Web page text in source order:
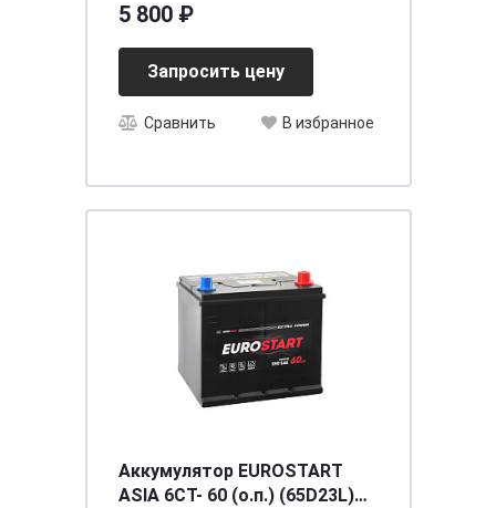
5 800 ₽
Запросить цену
Сравнить В избранное
Аккумулятор EUROSTART
ASIA 6СТ- 60 (о.п.) (65D23L)